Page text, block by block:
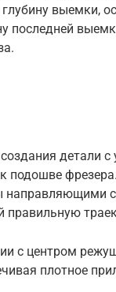
выемки,
последней
детали
подошве
направляющими
правильную
с центром
плотное